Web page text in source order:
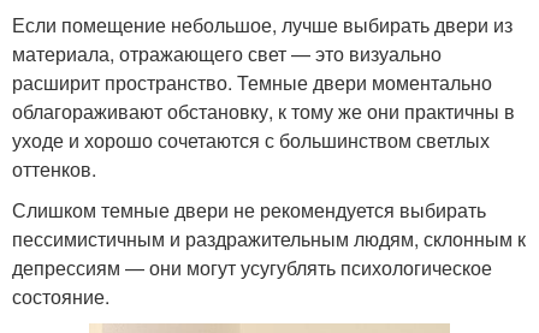
Если помещение небольшое, лучше выбирать двери из
материала, отражающего свет — это визуально
расширит пространство. Темные двери моментально
облагораживают обстановку, к тому же они практичны в
уходе и хорошо сочетаются с большинством светлых
оттенков.
Слишком темные двери не рекомендуется выбирать
пессимистичным и раздражительным людям, склонным к
депрессиям — они могут усугублять психологическое
состояние.